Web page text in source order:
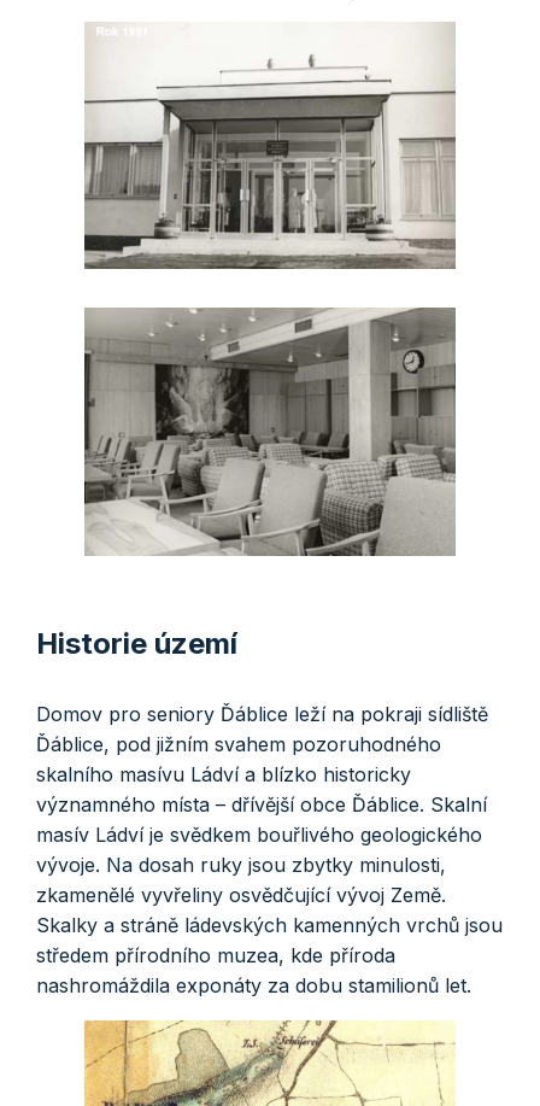
Historie území
Domov pro seniory Ďáblice leží na pokraji sídliště
Ďáblice, pod jižním svahem pozoruhodného
skalního masívu Ládví a blízko historicky
významného místa – dřívější obce Ďáblice. Skalní
masív Ládví je svědkem bouřlivého geologického
vývoje. Na dosah ruky jsou zbytky minulosti,
zkamenělé vyvřeliny osvědčující vývoj Země.
Skalky a stráně ládevských kamenných vrchů jsou
středem přírodního muzea, kde příroda
nashromáždila exponáty za dobu stamilionů let.